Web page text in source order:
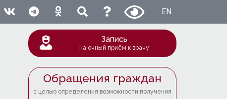
EN
Запись
на очный приём к врачу
Обращения граждан
с целью определения возможности получения